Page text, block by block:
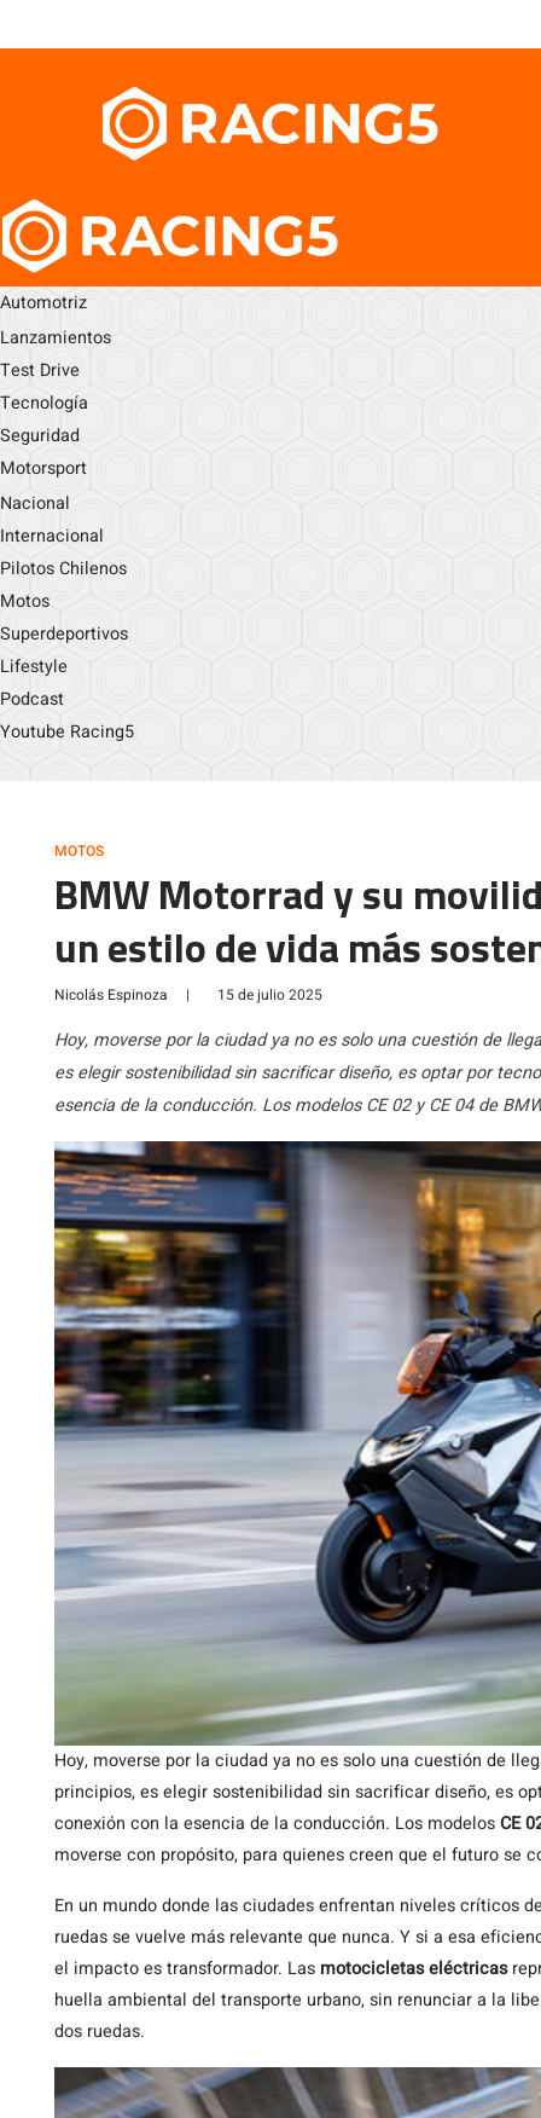
Automotriz
Lanzamientos
Test Drive
Tecnología
Seguridad
Motorsport
Nacional
Internacional
Pilotos Chilenos
Motos
Superdeportivos
Lifestyle
Podcast
Youtube Racing5
MOTOS
BMW Motorrad y su
un estilo de vida más
Nicolás Espinoza | 15 de julio 2025
Hoy, moverse por la ciudad ya no es solo una cuestión de
es elegir sostenibilidad sin sacrificar diseño, es optar por
esencia de la conducción. Los modelos CE 02 y CE 04 de
Hoy, moverse por la ciudad ya no es solo una cuestión de
principios, es elegir sostenibilidad sin sacrificar diseño, es
conexión con la esencia de la conducción. Los modelosCE
moverse con propósito, para quienes creen que el futuro se
En un mundo donde las ciudades enfrentan niveles críticos
ruedas se vuelve más relevante que nunca. Y si a esa
el impacto es transformador. Las motocicletas eléctricas
huella ambiental del transporte urbano, sin renunciar a la
dos ruedas.